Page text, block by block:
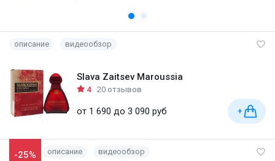
описание видеообзор
Slava Zaitsev Maroussia
4 20 отзывов
от 1 690 до 3 090 руб +
-25% описание видеообзор